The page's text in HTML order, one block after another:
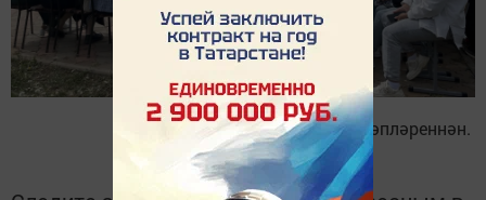
Фотолар авыл мәктәпләреннән.